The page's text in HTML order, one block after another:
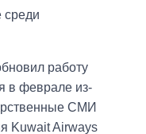
среди
работу
в феврале из-
СМИ
Kuwait Airways